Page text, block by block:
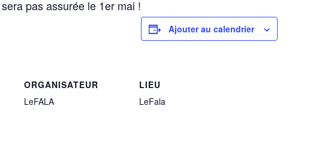
pas assurée le 1er mai !
Ajouter au calendrier
ORGANISATEUR
LeFALA
LIEU
LeFala